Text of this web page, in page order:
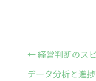
←経営判断のス
データ分析と進